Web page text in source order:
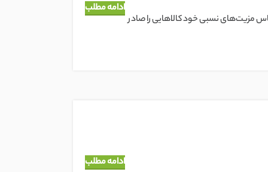
مزیت‌های نسبی خود کالاهایی را صادر
ادامه مطلب
ادامه مطلب